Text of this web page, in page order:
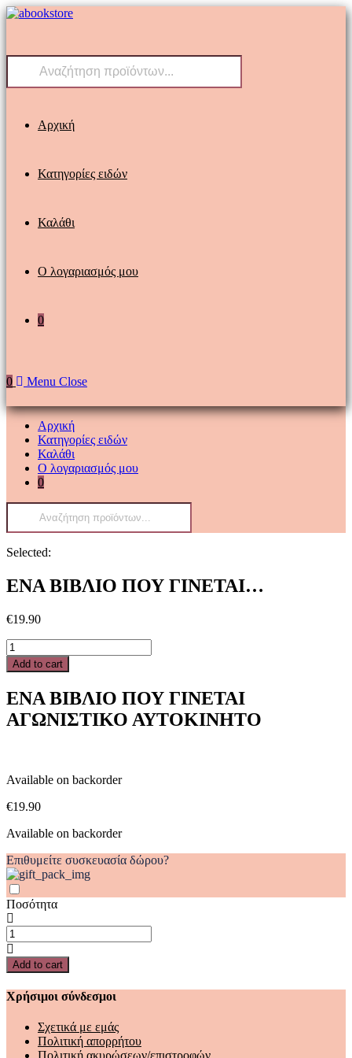
Skip
Products
Αρχική
Κατηγορίες ειδών
Καλάθι
Ο λογαριασμός μου
0
0 Menu Close
Αρχική
Κατηγορίες ειδών
Καλάθι
Ο λογαριασμός μου
0
Products
Selected:
ΕΝΑ ΒΙΒΛΙΟ ΠΟΥ ΓΙΝΕΤΑΙ…
€19.90
ΕΝΑ
ΒΙΒΛΙΟ
ΠΟΥ
ΑΓΩΝΙΣΤΙΚΟ
ΑΥΤΟΚΙΝΗΤΟ
quantity
Add to cart
ΕΝΑ ΒΙΒΛΙΟ ΠΟΥ ΓΙΝΕΤΑΙ
ΑΓΩΝΙΣΤΙΚΟ ΑΥΤΟΚΙΝΗΤΟ
Available on backorder
€19.90
Available on backorder
Επιθυμείτε συσκευασία δώρου?
Ποσότητα
ΕΝΑ
ΒΙΒΛΙΟ
ΠΟΥ
ΓΙΝΕΤΑΙ
ΑΓΩΝΙΣΤΙΚΟ
ΑΥΤΟΚΙΝΗΤΟ
Add to cart
Χρήσιμοι σύνδεσμοι
Σχετικά με εμάς
Πολιτική απορρήτου